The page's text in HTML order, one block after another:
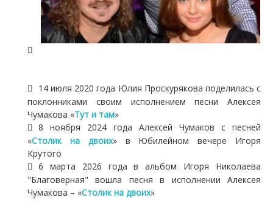
14 июля 2020 года Юлия Проскурякова поделилась с
поклонниками своим исполнением песни Алексея
Чумакова «Тут и там»
8 ноября 2024 года Алексей Чумаков с песней
«Столик на двоих» в Юбилейном вечере Игоря
Крутого
6 марта 2026 года в альбом Игоря Николаева
"Благоверная" вошла песня в исполнении Алексея
Чумакова – «Столик на двоих»